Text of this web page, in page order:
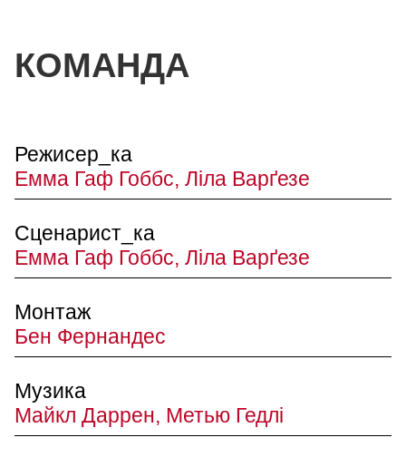
КОМАНДА
Режисер_ка
Емма Гаф Гоббс, Ліла Варґезе
Сценарист_ка
Емма Гаф Гоббс, Ліла Варґезе
Монтаж
Бен Фернандес
Музика
Майкл Даррен, Метью Гедлі